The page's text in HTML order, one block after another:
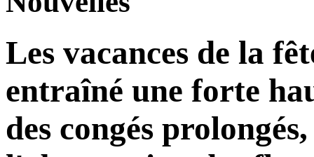
Les vacances de la
entraîné une forte
des congés